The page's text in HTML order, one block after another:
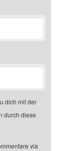
dich mit der
durch diese
via